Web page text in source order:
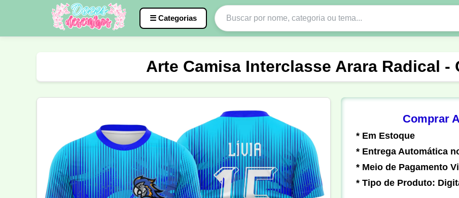
☰ Categorias
Agro Católica Vôlei
Motocross Ciclismo Nail Designer Pedagogia Biologia Geografia
Língua Portuguesa
Arte Camisa Interclasse Arara Radical -
Comprar
* Em Estoque
* Entrega Automática
* Meio de Pagamento
* Tipo de Produto: